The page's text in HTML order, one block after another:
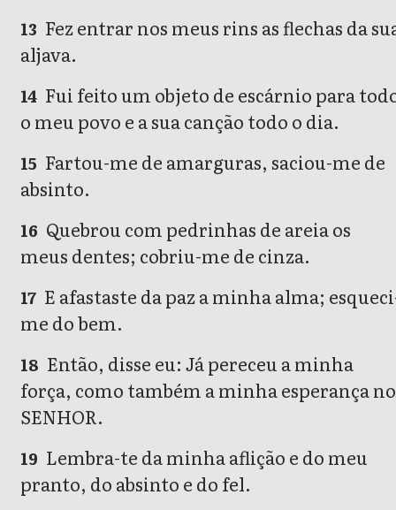
13 Fez entrar nos meus rins as flechas da
aljava.
14 Fui feito um objeto de escárnio para
o meu povo e a sua canção todo o dia.
15 Fartou-me de amarguras, saciou-me de
absinto.
16 Quebrou com pedrinhas de areia os
meus dentes; cobriu-me de cinza.
17 E afastaste da paz a minha alma;
me do bem.
18 Então, disse eu: Já pereceu a minha
força, como também a minha esperança no
SENHOR.
19 Lembra-te da minha aflição e do meu
pranto, do absinto e do fel.